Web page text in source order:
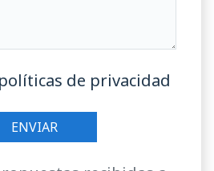
políticas de privacidad